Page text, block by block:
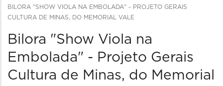
BILORA "SHOW VIOLA NA EMBOLADA" - PROJETO GERAIS
CULTURA DE MINAS, DO MEMORIAL VALE
Bilora "Show Viola na
Embolada" - Projeto Gerais
Cultura de Minas, do Memorial